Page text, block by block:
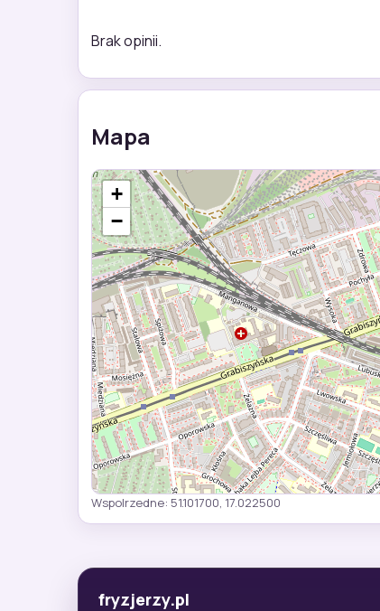
Brak opinii.
Mapa
+
−
Wspolrzedne: 51.101700, 17.022500
fryzjerzy.pl